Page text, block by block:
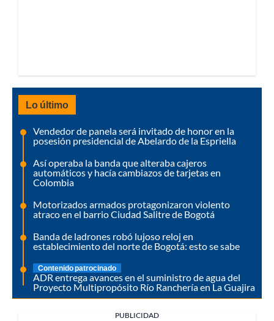
Lo último
Vendedor de panela será invitado de honor en la
posesión presidencial de Abelardo de la Espriella
Así operaba la banda que alteraba cajeros
automáticos y hacía cambiazos de tarjetas en
Colombia
Motorizados armados protagonizaron violento
atraco en el barrio Ciudad Salitre de Bogotá
Banda de ladrones robó lujoso reloj en
establecimiento del norte de Bogotá: esto se sabe
Contenido patrocinado
ADR entrega avances en el suministro de agua del
Proyecto Multipropósito Río Ranchería en La Guajira
PUBLICIDAD